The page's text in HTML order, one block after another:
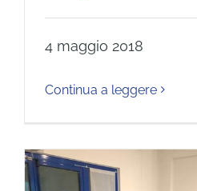
4 maggio 2018
Continua a leggere